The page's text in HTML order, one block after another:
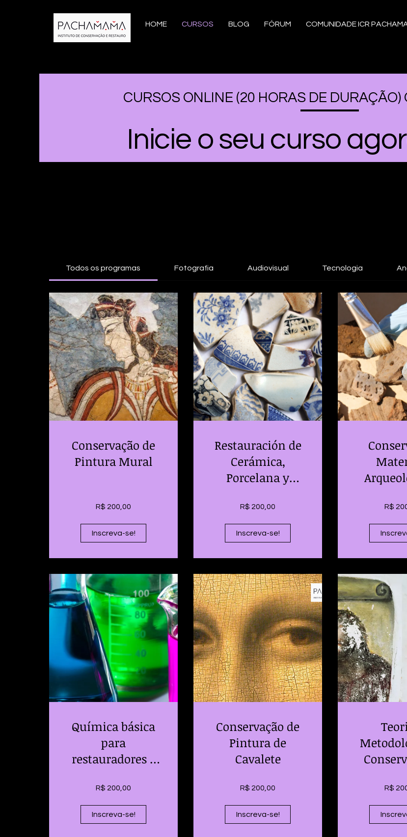
HOME CURSOS BLOG FÓRUM COMUNIDADE ICR
CURSOS ONLINE (20 HORAS DE
Inicie o seu curso
Todos os programas Fotografia Audiovisual Tecnologia
Conservação de
Pintura Mural
R$ 200,00
Inscreva-se!
Restauración de
Cerámica,
Porcelana y
R$ 200,00
Inscreva-se!
R$
Química básica
para
restauradores e
R$ 200,00
Inscreva-se!
Conservação de
Pintura de
Cavalete
R$ 200,00
Inscreva-se!
R$